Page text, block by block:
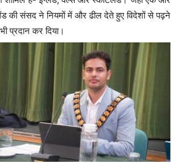
की संसद ने नियमों में और ढील देते हुए विदेशों से पढ़ने
प्रदान कर दिया।